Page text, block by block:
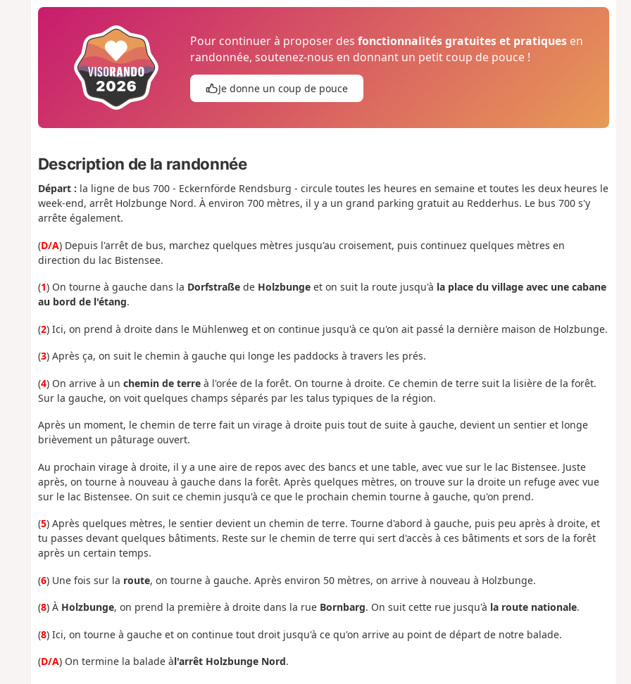
Pour continuer à proposer desfonctionnalités gratuites et pratiques en
randonnée, soutenez-nous en donnant un petit coup de pouce !
Je donne un coup de pouce
Description de la randonnée
Départ : la ligne de bus 700 - Eckernförde Rendsburg - circule toutes les heures en semaine et toutes les deux heures le
week-end, arrêt Holzbunge Nord. À environ 700 mètres, il y a un grand parking gratuit au Redderhus. Le bus 700 s'y
arrête également.
(D/A) Depuis l'arrêt de bus, marchez quelques mètres jusqu'au croisement, puis continuez quelques mètres en
direction du lac Bistensee.
(1) On tourne à gauche dans la Dorfstraßede Holzbungeet on suit la route jusqu'à la place du village avec une cabane
au bord de l'étang.
(2) Ici, on prend à droite dans le Mühlenweg et on continue jusqu'à ce qu'on ait passé la dernière maison de Holzbunge.
(3) Après ça, on suit le chemin à gauche qui longe les paddocks à travers les prés.
(4) On arrive à un chemin de terreà l'orée de la forêt. On tourne à droite. Ce chemin de terre suit la lisière de la forêt.
Sur la gauche, on voit quelques champs séparés par les talus typiques de la région.
Après un moment, le chemin de terre fait un virage à droite puis tout de suite à gauche, devient un sentier et longe
brièvement un pâturage ouvert.
Au prochain virage à droite, il y a une aire de repos avec des bancs et une table, avec vue sur le lac Bistensee. Juste
après, on tourne à nouveau à gauche dans la forêt. Après quelques mètres, on trouve sur la droite un refuge avec vue
sur le lac Bistensee. On suit ce chemin jusqu'à ce que le prochain chemin tourne à gauche, qu'on prend.
(5) Après quelques mètres, le sentier devient un chemin de terre. Tourne d'abord à gauche, puis peu après à droite, et
tu passes devant quelques bâtiments. Reste sur le chemin de terre qui sert d'accès à ces bâtiments et sors de la forêt
après un certain temps.
(6) Une fois sur la route, on tourne à gauche. Après environ 50 mètres, on arrive à nouveau à Holzbunge.
(8) À Holzbunge, on prend la première à droite dans la rue Bornbarg. On suit cette rue jusqu'à la route nationale.
(8) Ici, on tourne à gauche et on continue tout droit jusqu'à ce qu'on arrive au point de départ de notre balade.
(D/A) On termine la balade àl'arrêt Holzbunge Nord.